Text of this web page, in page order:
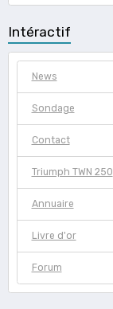
Intéractif
News
Sondage
Contact
Triumph TWN 250
Annuaire
Livre d'or
Forum